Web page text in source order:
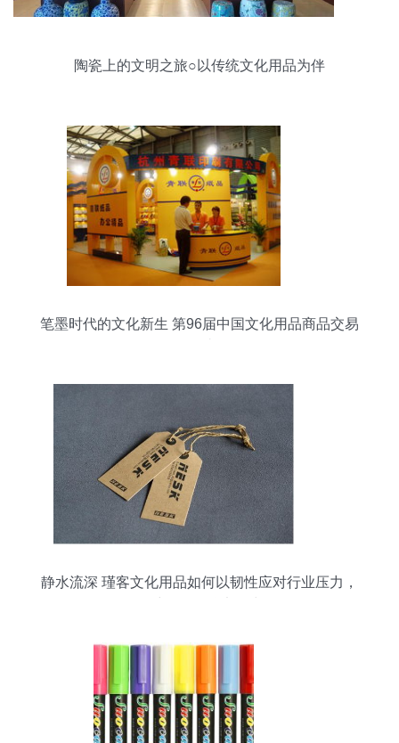
陶瓷上的文明之旅○以传统文化用品为伴
笔墨时代的文化新生 第96届中国文化用品商品交易
静水流深 瑾客文化用品如何以韧性应对行业压力，